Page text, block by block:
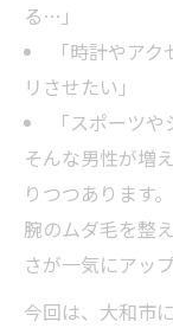
る…」
「時計やア
リさせたい」
「スポーツ
そんな男性が増
りつつあります。
腕のムダ毛を整
さが一気にアッ
今回は、大和市